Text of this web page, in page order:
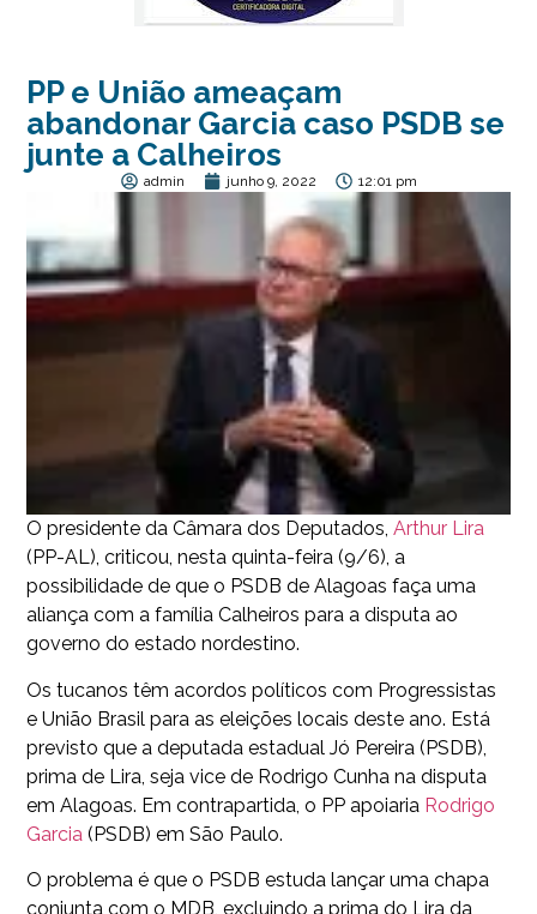
PP e União ameaçam
abandonar Garcia caso PSDB se
junte a Calheiros
admin junho 9, 2022 12:01 pm
O presidente da Câmara dos Deputados, Arthur Lira
(PP-AL), criticou, nesta quinta-feira (9/6), a
possibilidade de que o PSDB de Alagoas faça uma
aliança com a família Calheiros para a disputa ao
governo do estado nordestino.
Os tucanos têm acordos políticos com Progressistas
e União Brasil para as eleições locais deste ano. Está
previsto que a deputada estadual Jó Pereira (PSDB),
prima de Lira, seja vice de Rodrigo Cunha na disputa
em Alagoas. Em contrapartida, o PP apoiaria Rodrigo
Garcia (PSDB) em São Paulo.
O problema é que o PSDB estuda lançar uma chapa
conjunta com o MDB, excluindo a prima do Lira da